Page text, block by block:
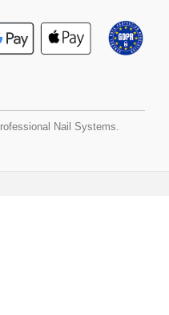
Nail Systems.